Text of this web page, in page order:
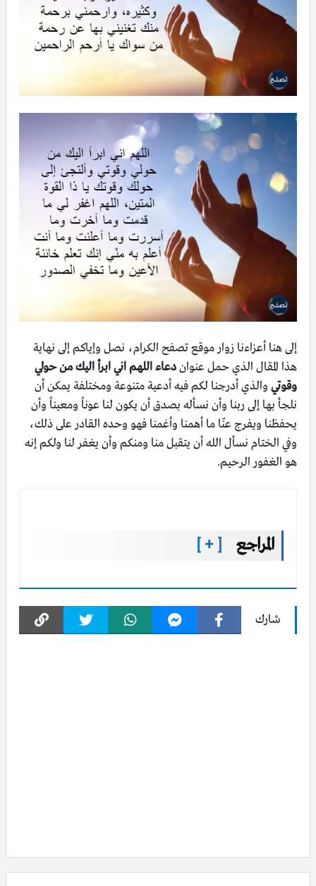
إلى هنا أعزاءنا زوار موقع تصفح الكرام، نصل وإياكم إلى نهاية
هذا المقال الذي حمل عنواندعاء اللهم اني ابرأ اليك من حولي
وقوتي والذي أدرجنا لكم فيه أدعية متنوعة ومختلفة يمكن أن
نلجأ بها إلى ربنا وأن نسأله بصدق أن يكون لنا عوناً ومعيناً وأن
يحفظنا ويفرج عنّا ما أهمنا وأغمنا فهو وحده القادر على ذلك،
وفي الختام نسأل الله أن يتقبل منا ومنكم وأن يغفر لنا ولكم إنه
هو الغفور الرحيم.
المراجع [ + ]
شارك